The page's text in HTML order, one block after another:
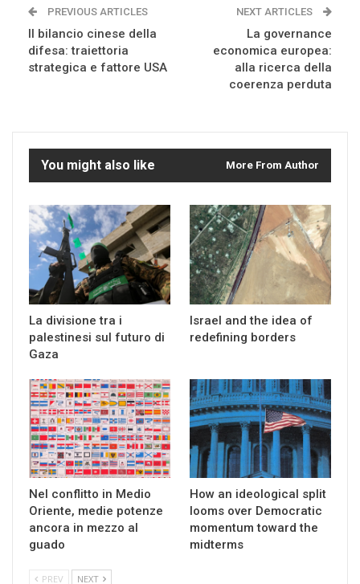
PREVIOUS ARTICLES
Il bilancio cinese della
difesa: traiettoria
strategica e fattore USA
NEXT ARTICLES
La governance
economica europea:
alla ricerca della
coerenza perduta
You might also like More From Author
La divisione tra i
palestinesi sul futuro di
Gaza
Israel and the idea of
redefining borders
Nel conflitto in Medio
Oriente, medie potenze
ancora in mezzo al
guado
How an ideological split
looms over Democratic
momentum toward the
midterms
PREV NEXT